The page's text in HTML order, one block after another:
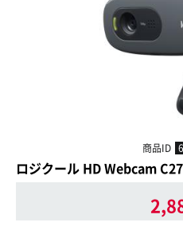
商品ID
ロジクール HD Webcam